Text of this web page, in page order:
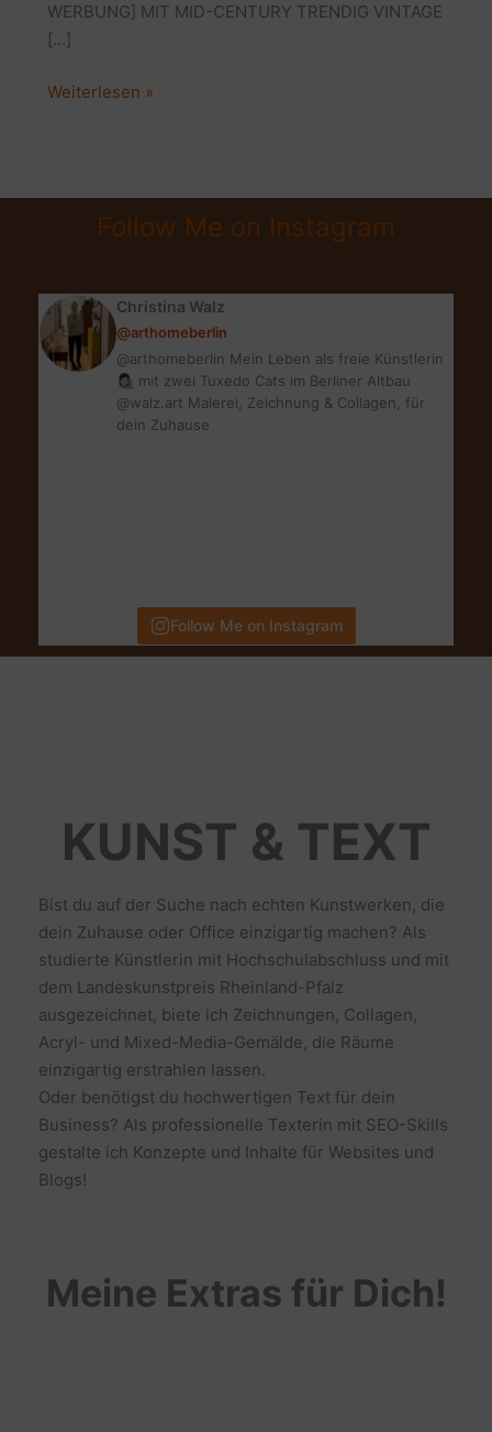
WERBUNG] MIT MID-CENTURY TRENDIG VINTAGE
[…]
MID
SO
VINTAGE
ZUGLEICH
Weiterlesen »
Follow Me on Instagram
Christina Walz
@arthomeberlin
@arthomeberlin Mein Leben als freie Künstlerin
👩🏻‍🎨 mit zwei Tuxedo Cats im Berliner Altbau
@walz.art Malerei, Zeichnung & Collagen, für
dein Zuhause
Follow Me on Instagram
KUNST & TEXT
Bist du auf der Suche nach echten Kunstwerken, die
dein Zuhause oder Office einzigartig machen? Als
studierte Künstlerin mit Hochschulabschluss und mit
dem Landeskunstpreis Rheinland-Pfalz
ausgezeichnet, biete ich Zeichnungen, Collagen,
Acryl- und Mixed-Media-Gemälde, die Räume
einzigartig erstrahlen lassen.
Oder benötigst du hochwertigen Text für dein
Business? Als professionelle Texterin mit SEO-Skills
gestalte ich Konzepte und Inhalte für Websites und
Blogs!
Meine Extras für Dich!